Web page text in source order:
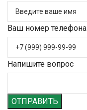
Ваш номер телефона
Напишите вопрос
ОТПРАВИТЬ